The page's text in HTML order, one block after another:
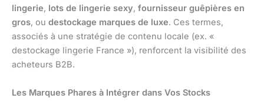
lingerie, lots de lingerie sexy, fournisseur guêpières en
gros, ou destockage marques de luxe. Ces termes,
associés à une stratégie de contenu locale (ex. «
destockage lingerie France »), renforcent la visibilité des
acheteurs B2B.
Les Marques Phares à Intégrer dans Vos Stocks